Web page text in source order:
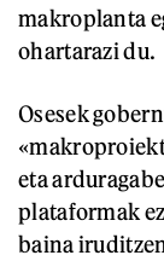
makroplanta
ohartarazi du.
Osesek
eta
plataformak
baina